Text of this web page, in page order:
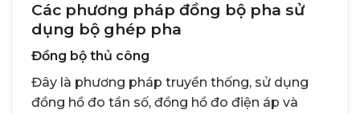
Các phương pháp đồng bộ pha sử
dụng bộ ghép pha
Đồng bộ thủ công
Đây là phương pháp truyền thống, sử dụng
đồng hồ đo tần số, đồng hồ đo điện áp và